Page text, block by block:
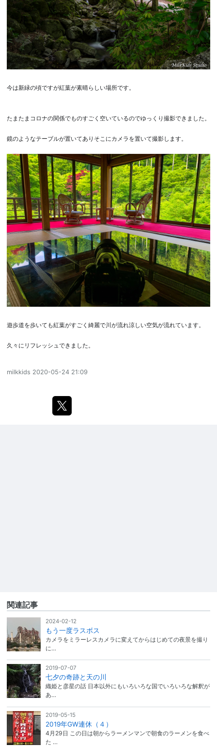
今は新緑の頃ですが紅葉が素晴らしい場所です。
たまたまコロナの関係でものすごく空いているのでゆっくり撮影できました。
鏡のようなテーブルが置いてありそこにカメラを置いて撮影します。
遊歩道を歩いても紅葉がすごく綺麗で川が流れ涼しい空気が流れています。
久々にリフレッシュできました。
milkkids 2020-05-24 21:09
関連記事
2024-02-12
もう一度ラスボス
カメラをミラーレスカメラに変えてからはじめての夜景を撮り
に…
2019-07-07
七夕の奇跡と天の川
織姫と彦星の話 日本以外にもいろいろな国でいろいろな解釈が
あ…
2019-05-15
2019年GW連休（４）
4月29日 この日は朝からラーメンマンで朝食のラーメンを食べ
た …